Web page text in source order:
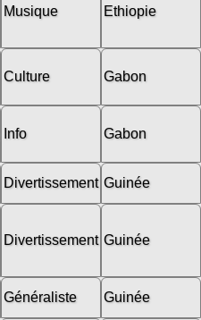
Musique Ethiopie
Culture Gabon
Info Gabon
Divertissement Guinée
Divertissement Guinée
Généraliste Guinée